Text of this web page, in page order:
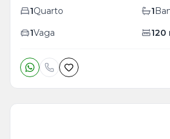
1Quarto 1
1Vaga 120